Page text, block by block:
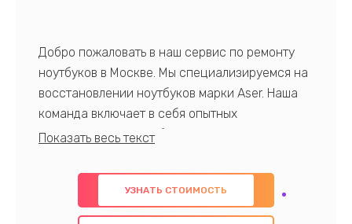
Добро пожаловать в наш сервис по ремонту
ноутбуков в Москве. Мы специализируемся на
восстановлении ноутбуков марки Aser. Наша
команда включает в себя опытных
профессионалов с обширными знаниями и
предлагаем быстрый и качественный ремонт с
использованием оригинальных компонентов, а
также гарантируем качество всех
УЗНАТЬ СТОИМОСТЬ